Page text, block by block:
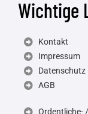
Wichtige
Kontakt
Impressum
Datenschutz
AGB
Ordentliche-